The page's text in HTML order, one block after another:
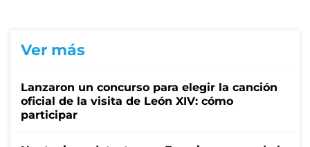
Ver más
Lanzaron un concurso para elegir la canción
oficial de la visita de León XIV: cómo
participar